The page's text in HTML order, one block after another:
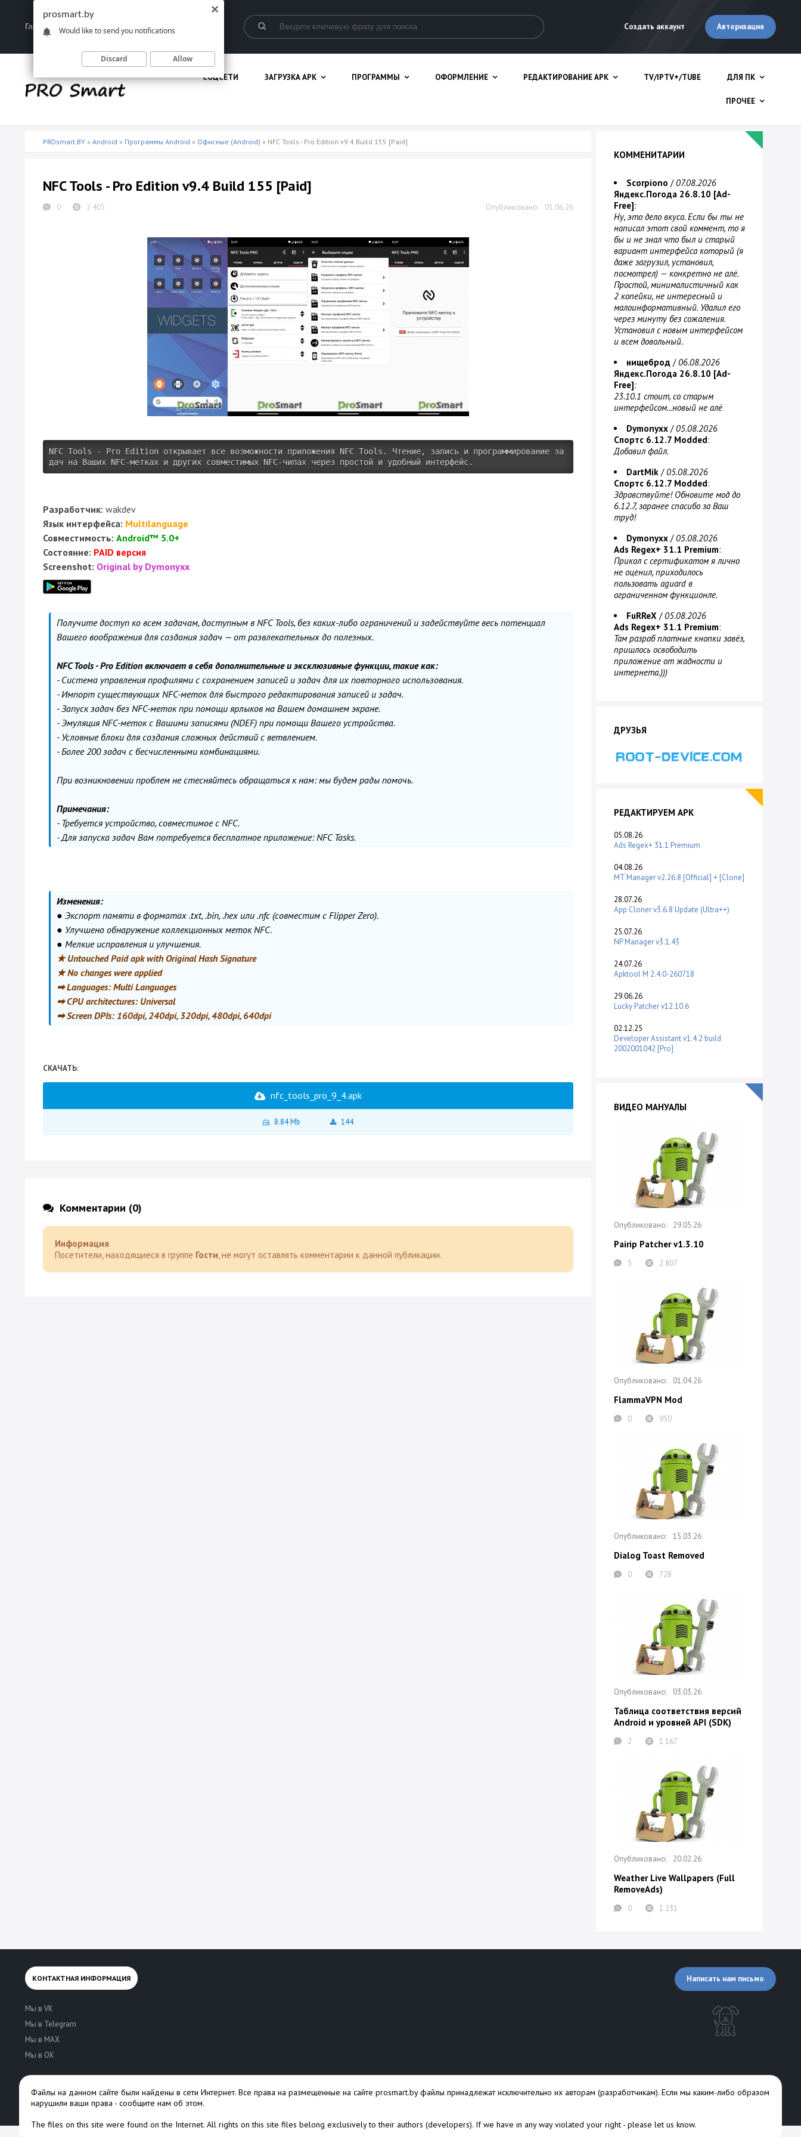
Главная Запрещенные материалы Создать аккаунт Авторизация
СОЦСЕТИ ЗАГРУЗКА APK ПРОГРАММЫ ОФОРМЛЕНИЕ РЕДАКТИРОВАНИЕ APK TV/IPTV+/TUBE ДЛЯ ПК
ПРОЧЕЕ
PROsmart.BY » Android » Программы Android » Офисные (Android) » NFC Tools - Pro Edition v9.4 Build 155 [Paid]
NFC Tools - Pro Edition v9.4 Build 155 [Paid]
01.06.26
0 2 405
NFC Tools - Pro Edition открывает все возможности приложения NFC Tools. Чтение, запись и программирование за
дач на Ваших NFC-метках и других совместимых NFC-чипах через простой и удобный интерфейс.
Разработчик: wakdev
Язык интерфейса: Multilanguage
Совместимость: Android™ 5.0+
Состояние: PAID версия
Screenshot: Original by Dymonyxx
Получите доступ ко всем задачам, доступным в NFC Tools, без каких-либо ограничений и задействуйте весь потенциал
Вашего воображения для создания задач — от развлекательных до полезных.
NFC Tools - Pro Edition включает в себя дополнительные и эксклюзивные функции, такие как:
- Система управления профилями с сохранением записей и задач для их повторного использования.
- Импорт существующих NFC-меток для быстрого редактирования записей и задач.
- Запуск задач без NFC-меток при помощи ярлыков на Вашем домашнем экране.
- Эмуляция NFC-меток с Вашими записями (NDEF) при помощи Вашего устройства.
- Условные блоки для создания сложных действий с ветвлением.
- Более 200 задач с бесчисленными комбинациями.
При возникновении проблем не стесняйтесь обращаться к нам: мы будем рады помочь.
Примечания:
- Требуется устройство, совместимое с NFC.
- Для запуска задач Вам потребуется бесплатное приложение: NFC Tasks.
Изменения:
● Экспорт памяти в форматах .txt, .bin, .hex или .nfc (совместим с Flipper Zero).
● Улучшено обнаружение коллекционных меток NFC.
● Мелкие исправления и улучшения.
★ Untouched Paid apk with Original Hash Signature
★ No changes were applied
➡ Languages: Multi Languages
➡ CPU architectures: Universal
➡ Screen DPIs: 160dpi, 240dpi, 320dpi, 480dpi, 640dpi
СКАЧАТЬ:
nfc_tools_pro_9_4.apk
8.84 Mb 144
Комментарии (0)
Информация
Посетители, находящиеся в группе Гости, не могут оставлять комментарии к данной публикации.
КОММЕНИТАРИИ
Scorpiono /07.08.2026
Яндекс.Погода 26.8.10 [Ad-
Free]:
Ну, это дело вкуса. Если бы ты не
написал этот свой коммент, то я
бы и не знал что был и старый
вариант интерфейса который (я
даже загрузил, установил,
посмотрел) — конкретно не алё.
Простой, минималистичный как
2 копейки, не интересный и
малоинформативный. Удалил его
через минуту без сожаления.
Установил с новым интерфейсом
и всем довольный.
нищеброд /06.08.2026
Яндекс.Погода 26.8.10 [Ad-
Free]:
23.10.1 стоит, со старым
интерфейсом...новый не алё
Dymonyxx /05.08.2026
Спортс 6.12.7 Modded:
Добавил файл.
DartMik /05.08.2026
Спортс 6.12.7 Modded:
Здравствуйте! Обновите мод до
6.12.7, заранее спасибо за Ваш
труд!
Dymonyxx /05.08.2026
Ads Regex+ 31.1 Premium:
Прикол с сертификатом я лично
не оценил, приходилось
пользовать aguard в
ограниченном функционле.
FuRReX /05.08.2026
Ads Regex+ 31.1 Premium:
Там разраб платные кнопки завёз,
пришлось освободить
приложение от жадности и
интернета.)))
ДРУЗЬЯ
РЕДАКТИРУЕМ APK
05.08.26
Ads Regex+ 31.1 Premium
04.08.26
MT Manager v2.26.8 [Official] + [Clone]
28.07.26
App Cloner v3.6.8 Update (Ultra++)
25.07.26
NP Manager v3.1.43
24.07.26
Apktool M 2.4.0-260718
29.06.26
Lucky Patcher v12.10.6
02.12.25
Developer Assistant v1.4.2 build
2002001042 [Pro]
ВИДЕО МАНУАЛЫ
29.05.26
Pairip Patcher v1.3.10
5 2 807
01.04.26
FlammaVPN Mod
0 950
15.03.26
Dialog Toast Removed
0 728
03.03.26
Таблица соответствия версий
Android и уровней API (SDK)
2 1 167
20.02.26
Weather Live Wallpapers (Full
RemoveAds)
0 1 231
КОНТАКТНАЯ ИНФОРМАЦИЯ
Мы в VK
Мы в Telegram
Мы в MAX
Мы в OK
Написать нам письмо
Файлы на данном сайте были найдены в сети Интернет. Все права на размещенные на сайте prosmart.by файлы принадлежат исключительно их авторам (разработчикам). Если мы каким-либо образом
нарушили ваши права - сообщите нам об этом.
The files on this site were found on the Internet. All rights on this site files belong exclusively to their authors (developers). If we have in any way violated your right - please let us know.
prosmart.by
Would like to send you notifications
Discard Allow